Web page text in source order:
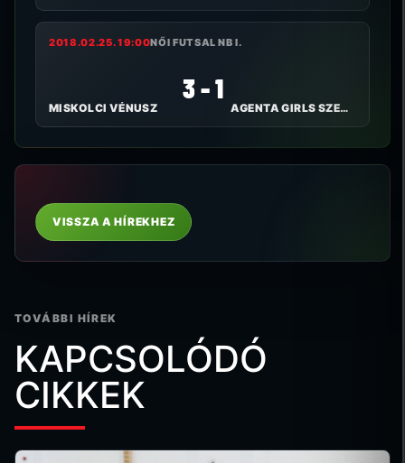
2018.02.25. 19:00NŐI FUTSAL NB I.
MISKOLCI VÉNUSZ
3 - 1
AGENTA GIRLS SZEKSZÁRD FC
VISSZA A HÍREKHEZ
TOVÁBBI HÍREK
KAPCSOLÓDÓ
CIKKEK